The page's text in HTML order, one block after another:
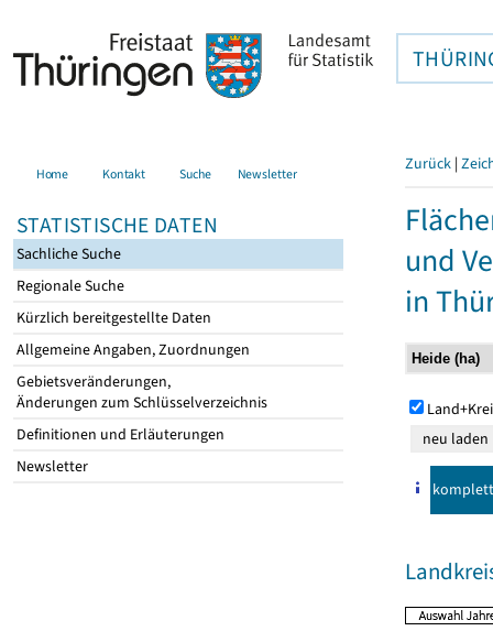
Home Kontakt Suche Newsletter
STATISTISCHE DATEN
Sachliche Suche
Regionale Suche
Kürzlich bereitgestellte Daten
Allgemeine Angaben, Zuordnungen
Gebietsveränderungen,
Änderungen zum Schlüsselverzeichnis
Definitionen und Erläuterungen
Newsletter
Zurück |
und
in
komplett